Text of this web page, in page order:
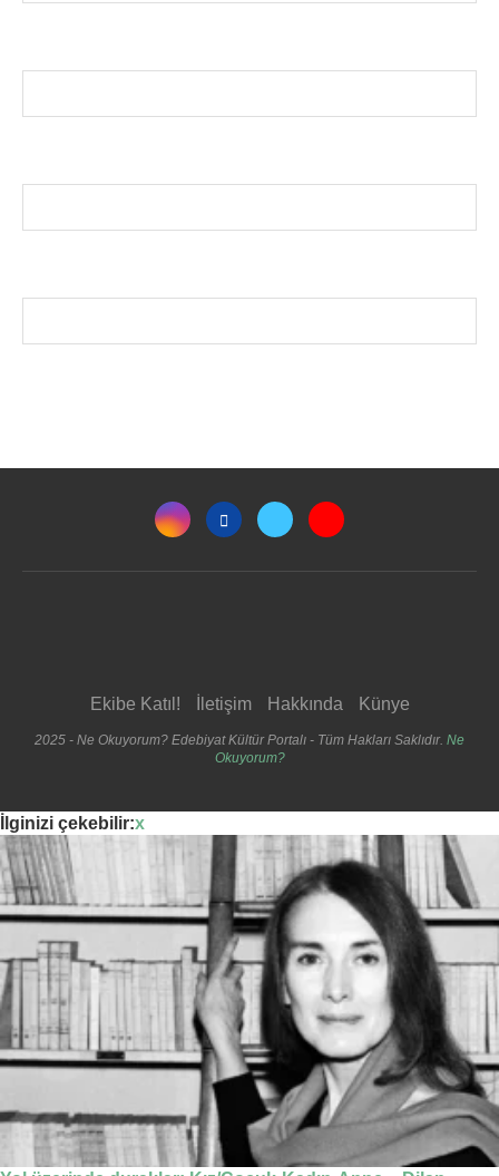
Ekibe Katıl! İletişim Hakkında Künye
2025 - Ne Okuyorum? Edebiyat Kültür Portalı - Tüm Hakları Saklıdır. Ne
Okuyorum?
İlginizi çekebilir:x